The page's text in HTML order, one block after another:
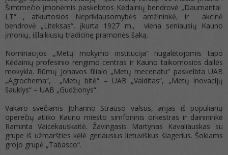
Šimtmečio įmonėmis paskelbtos Kėdainių bendrovė „Daumantai
LT“ , atkurtosios Nepriklausomybės amžininkė, ir akcinė
bendrovė „Liteksas“, įkurta 1927 m., viena seniausių Kauno
įmonių, išlaikiusių tradicinę pramonės šaką.
Nominacijos „Metų mokymo institucija“ nugalėtojomis tapo
Kėdainių profesinio rengimo centras ir Kauno taikomosios dailės
mokykla. Rūmų Jonavos filialo „Metų mecenatu“ paskelbta UAB
„Agrochema“, „Metų bitė“ – UAB „Valditas“, „Metų inovacijų
šauklys“ – UAB „Gudžionys“.
Vakaro svečiams Johanno Strauso valsus, arijas iš populiarių
operečių atliko Kauno miesto simfoninis orkestras ir dainininkė
Raminta Vaicekauskaitė. Žavingasis Martynas Kavaliauskas su
grupe iš užmaršties kėlė geriausius lietuviškus šlagerius. Šokiams
grojo grupė „Tabasco“.